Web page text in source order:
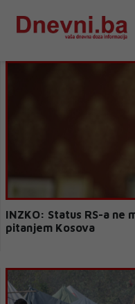
INZKO: Status RS-a ne
pitanjem Kosova